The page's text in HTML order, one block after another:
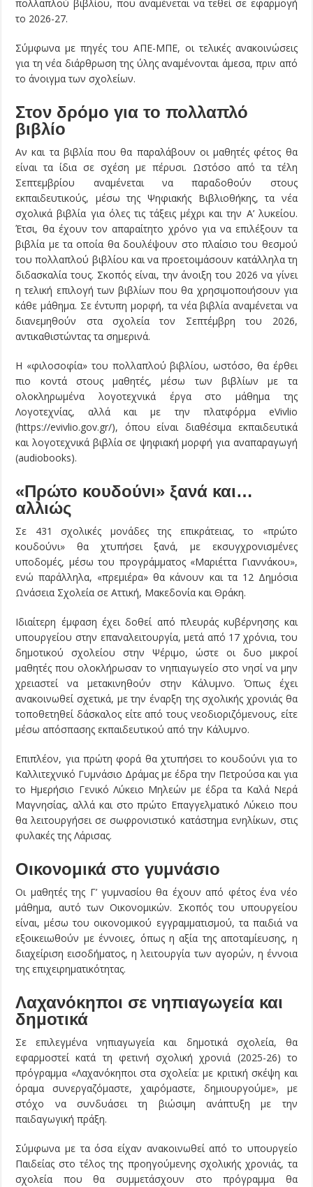
πολλαπλού βιβλίου, που αναμένεται να τεθεί σε εφαρμογή
το 2026-27.
Σύμφωνα με πηγές του ΑΠΕ-ΜΠΕ, οι τελικές ανακοινώσεις
για τη νέα διάρθρωση της ύλης αναμένονται άμεσα, πριν από
το άνοιγμα των σχολείων.
Στον δρόμο για το πολλαπλό
βιβλίο
Αν και τα βιβλία που θα παραλάβουν οι μαθητές φέτος θα
είναι τα ίδια σε σχέση με πέρυσι. Ωστόσο από τα τέλη
Σεπτεμβρίου αναμένεται να παραδοθούν στους
εκπαιδευτικούς, μέσω της Ψηφιακής Βιβλιοθήκης, τα νέα
σχολικά βιβλία για όλες τις τάξεις μέχρι και την Α’ λυκείου.
Έτσι, θα έχουν τον απαραίτητο χρόνο για να επιλέξουν τα
βιβλία με τα οποία θα δουλέψουν στο πλαίσιο του θεσμού
του πολλαπλού βιβλίου και να προετοιμάσουν κατάλληλα τη
διδασκαλία τους. Σκοπός είναι, την άνοιξη του 2026 να γίνει
η τελική επιλογή των βιβλίων που θα χρησιμοποιήσουν για
κάθε μάθημα. Σε έντυπη μορφή, τα νέα βιβλία αναμένεται να
διανεμηθούν στα σχολεία τον Σεπτέμβρη του 2026,
αντικαθιστώντας τα σημερινά.
Η «φιλοσοφία» του πολλαπλού βιβλίου, ωστόσο, θα έρθει
πιο κοντά στους μαθητές, μέσω των βιβλίων με τα
ολοκληρωμένα λογοτεχνικά έργα στο μάθημα της
Λογοτεχνίας, αλλά και με την πλατφόρμα eVivlio
(https://evivlio.gov.gr/), όπου είναι διαθέσιμα εκπαιδευτικά
και λογοτεχνικά βιβλία σε ψηφιακή μορφή για αναπαραγωγή
(audiobooks).
«Πρώτο κουδούνι» ξανά και…
αλλιώς
Σε 431 σχολικές μονάδες της επικράτειας, το «πρώτο
κουδούνι» θα χτυπήσει ξανά, με εκσυγχρονισμένες
υποδομές, μέσω του προγράμματος «Μαριέττα Γιαννάκου»,
ενώ παράλληλα, «πρεμιέρα» θα κάνουν και τα 12 Δημόσια
Ωνάσεια Σχολεία σε Αττική, Μακεδονία και Θράκη.
Ιδιαίτερη έμφαση έχει δοθεί από πλευράς κυβέρνησης και
υπουργείου στην επαναλειτουργία, μετά από 17 χρόνια, του
δημοτικού σχολείου στην Ψέριμο, ώστε οι δυο μικροί
μαθητές που ολοκλήρωσαν το νηπιαγωγείο στο νησί να μην
χρειαστεί να μετακινηθούν στην Κάλυμνο. Όπως έχει
ανακοινωθεί σχετικά, με την έναρξη της σχολικής χρονιάς θα
τοποθετηθεί δάσκαλος είτε από τους νεοδιοριζόμενους, είτε
μέσω απόσπασης εκπαιδευτικού από την Κάλυμνο.
Επιπλέον, για πρώτη φορά θα χτυπήσει το κουδούνι για το
Καλλιτεχνικό Γυμνάσιο Δράμας με έδρα την Πετρούσα και για
το Ημερήσιο Γενικό Λύκειο Μηλεών με έδρα τα Καλά Νερά
Μαγνησίας, αλλά και στο πρώτο Επαγγελματικό Λύκειο που
θα λειτουργήσει σε σωφρονιστικό κατάστημα ενηλίκων, στις
φυλακές της Λάρισας.
Οικονομικά στο γυμνάσιο
Οι μαθητές της Γ’ γυμνασίου θα έχουν από φέτος ένα νέο
μάθημα, αυτό των Οικονομικών. Σκοπός του υπουργείου
είναι, μέσω του οικονομικού εγγραμματισμού, τα παιδιά να
εξοικειωθούν με έννοιες, όπως η αξία της αποταμίευσης, η
διαχείριση εισοδήματος, η λειτουργία των αγορών, η έννοια
της επιχειρηματικότητας.
Λαχανόκηποι σε νηπιαγωγεία και
δημοτικά
Σε επιλεγμένα νηπιαγωγεία και δημοτικά σχολεία, θα
εφαρμοστεί κατά τη φετινή σχολική χρονιά (2025-26) το
πρόγραμμα «Λαχανόκηποι στα σχολεία: με κριτική σκέψη και
όραμα συνεργαζόμαστε, χαιρόμαστε, δημιουργούμε», με
στόχο να συνδυάσει τη βιώσιμη ανάπτυξη με την
παιδαγωγική πράξη.
Σύμφωνα με τα όσα είχαν ανακοινωθεί από το υπουργείο
Παιδείας στο τέλος της προηγούμενης σχολικής χρονιάς, τα
σχολεία που θα συμμετάσχουν στο πρόγραμμα θα